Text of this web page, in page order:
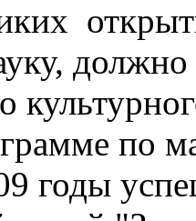
должно
по
годы